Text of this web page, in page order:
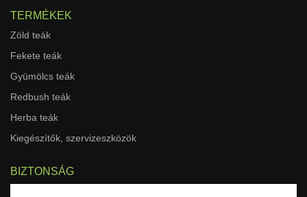
TERMÉKEK
Zöld teák
Fekete teák
Gyümölcs teák
Redbush teák
Herba teák
Kiegészítők, szervizeszközök
BIZTONSÁG